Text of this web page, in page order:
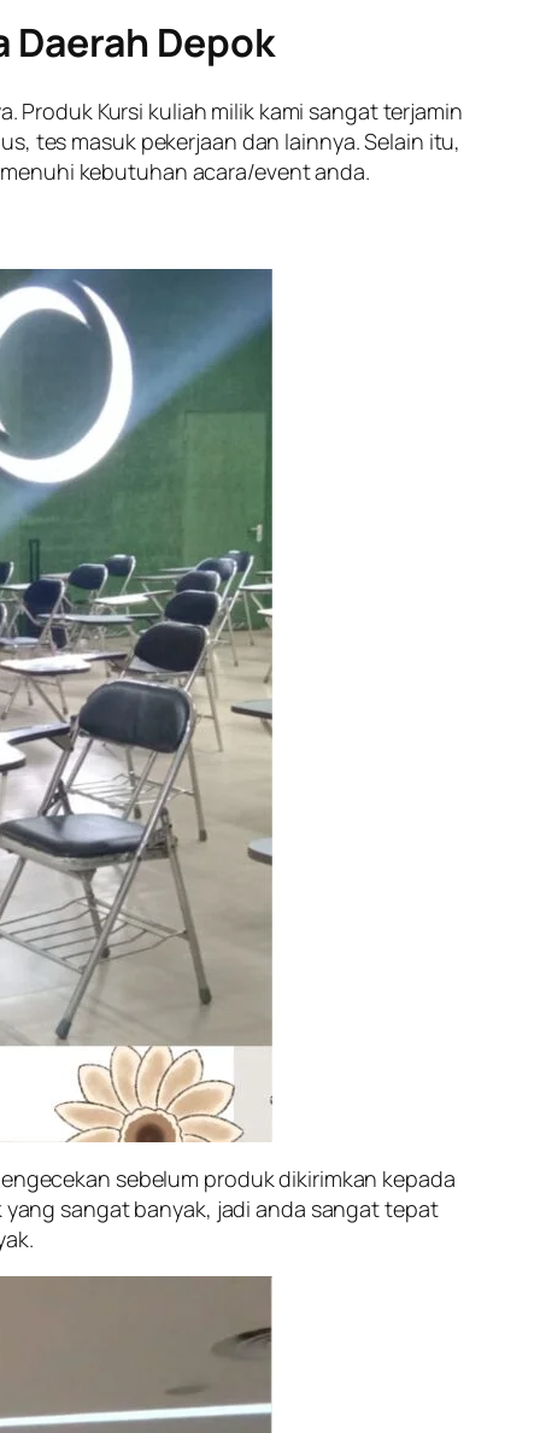
Daerah Depok
Produk Kursi kuliah milik kami sangat terjamin
tes masuk pekerjaan dan lainnya. Selain itu,
kebutuhan acara/event anda.
sebelum produk dikirimkan kepada
sangat banyak, jadi anda sangat tepat